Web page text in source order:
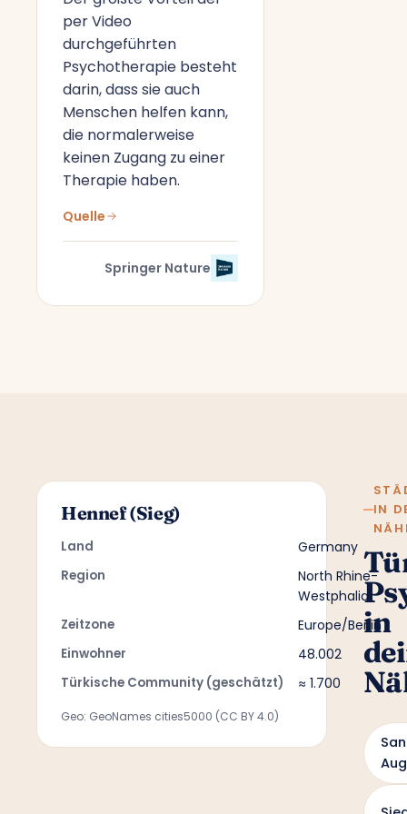
per Video
durchgeführten
Psychotherapie besteht
darin, dass sie auch
Menschen helfen kann,
die normalerweise
keinen Zugang zu einer
Therapie haben.
Quelle
Springer Nature
Hennef (Sieg)
Land Germany
Region
North Rhine-
Westphalia
Zeitzone Europe/Berlin
Einwohner 48.002
Türkische Community (geschätzt) ≈ 1.700
Geo: GeoNames cities5000 (CC BY 4.0)
IN
in